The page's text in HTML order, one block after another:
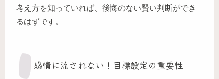
考え方を知っていれば、後悔のない賢い判断ができ
るはずです。
感情に流されない！目標設定の重要性